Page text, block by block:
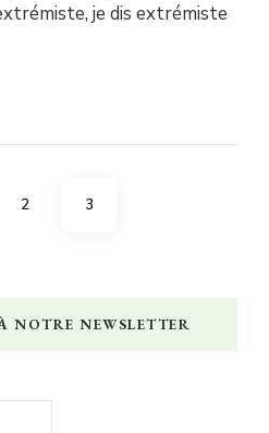
je dis extrémiste
PAGE
2 PAGE
3
NOTRE NEWSLETTER